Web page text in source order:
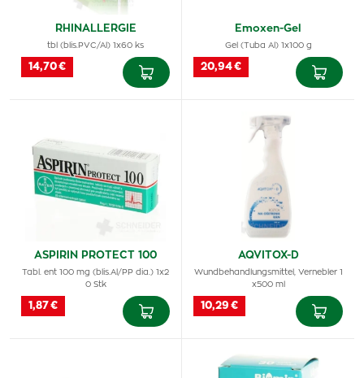
RHINALLERGIE
tbl (blis.PVC/Al) 1x60 ks
14,70 €
Emoxen-Gel
Gel (Tuba Al) 1x100 g
20,94 €
ASPIRIN PROTECT 100
Tabl. ent 100 mg (blis.Al/PP dia.) 1x2
0 Stk
1,87 €
AQVITOX-D
Wundbehandlungsmittel, Vernebler 1
x500 ml
10,29 €